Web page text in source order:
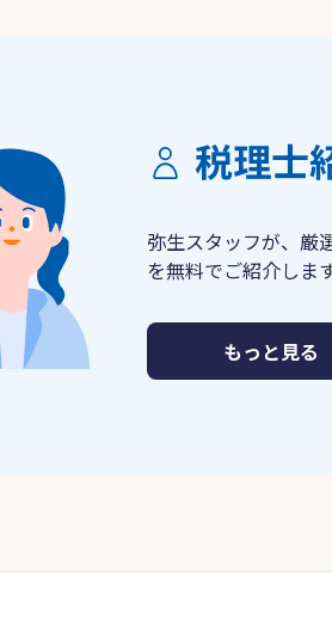
税理士
弥生スタッフが、厳
を無料でご紹介しま
もっと見る